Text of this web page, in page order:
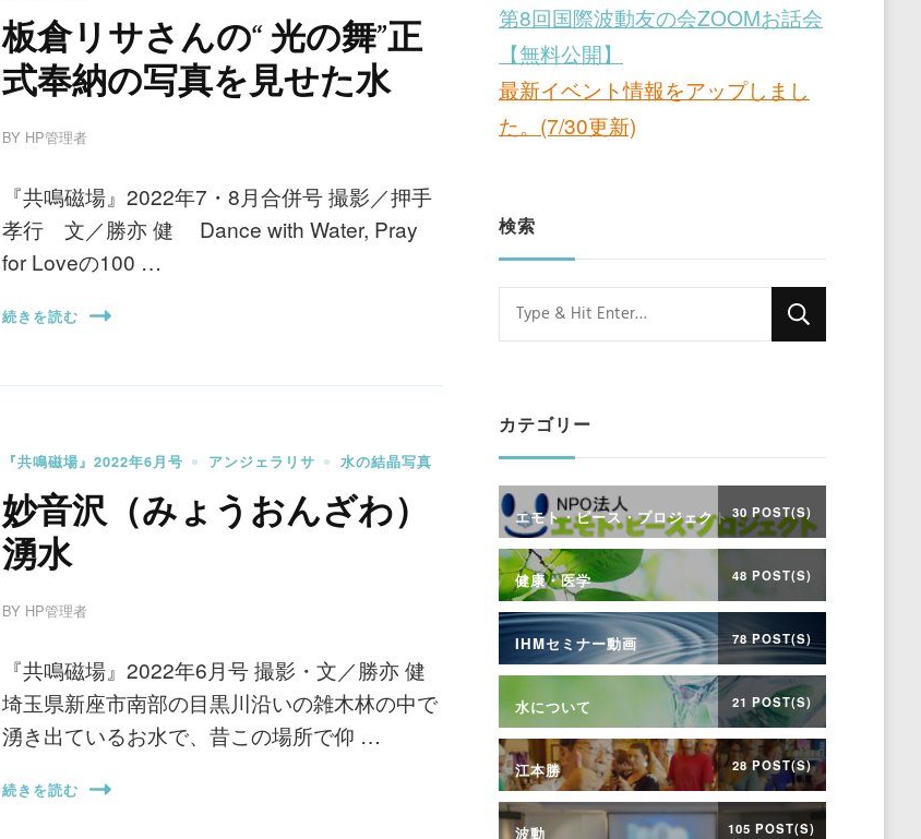
板倉リサさんの“ 光の舞”正
式奉納の写真を見せた水
BY HP管理者
『共鳴磁場』2022年7・8月合併号 撮影／押手
孝行 文／勝亦 健 Dance with Water, Pray
for Loveの100 …
続きを読む
『共鳴磁場』2022年6月号 アンジェラリサ 水の結晶写真
妙音沢（みょうおんざわ）
湧水
BY HP管理者
『共鳴磁場』2022年6月号 撮影・文／勝亦 健
埼玉県新座市南部の目黒川沿いの雑木林の中で
湧き出ているお水で、昔この場所で仰 …
続きを読む
第8回国際波動友の会ZOOMお話会
【無料公開】
最新イベント情報をアップしまし
た。(7/30更新)
検索
Looking
for
カテゴリー
エモト・ピース・プロジェクト30 POST(S)
健康・医学 48 POST(S)
IHMセミナー動画 78 POST(S)
水について 21 POST(S)
江本勝 28 POST(S)
波動 105 POST(S)